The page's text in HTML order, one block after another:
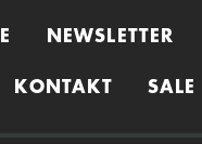
NEWSLETTER
KONTAKT SALE